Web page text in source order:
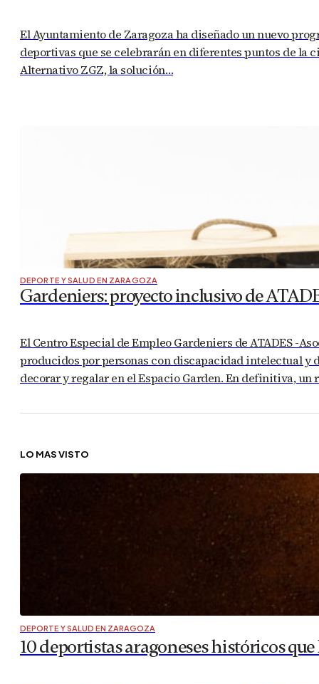
El Ayuntamiento de Zaragoza ha diseñado un nuevo
deportivas que se celebrarán en diferentes puntos de la
Alternativo ZGZ, la solución…
DEPORTE Y SALUD EN ZARAGOZA
Gardeniers: proyecto inclusivo de
El Centro Especial de Empleo Gardeniers de ATADES -
producidos por personas con discapacidad intelectual y
decorar y regalar en el Espacio Garden. En definitiva, un
Entre Nosotras’, un nuevo espacio
Zaragoza Ciudad presenta una nueva sección de mano